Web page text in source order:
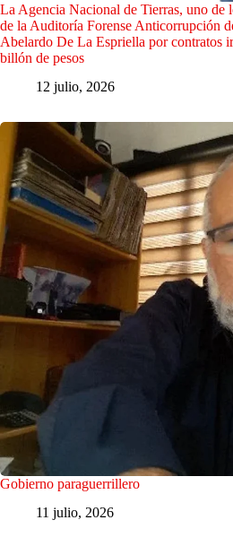
La Agencia Nacional de Tierras, uno de
de la Auditoría Forense Anticorrupción
Abelardo De La Espriella por contratos
billón de pesos
12 julio, 2026
Gobierno paraguerrillero
11 julio, 2026